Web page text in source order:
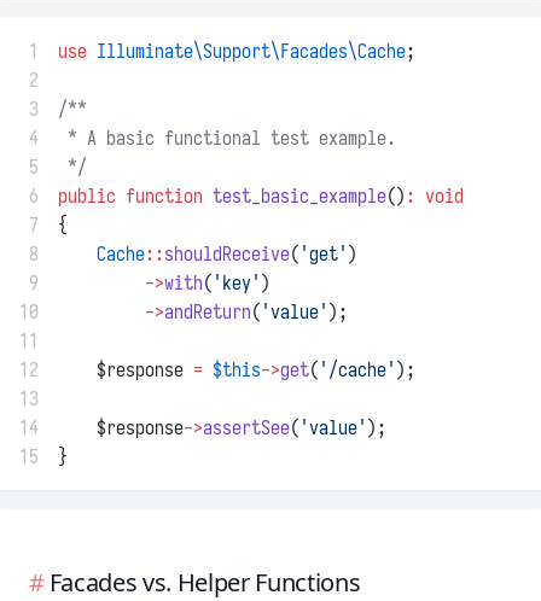
1 use Illuminate\Support\Facades\Cache;
2
3
/**
4
* A basic functional test example.
5
*/
6
public function test_basic_example() : void
7
{
8
Cache::shouldReceive( 'get' )
9
->with( 'key' )
10
->andReturn( 'value' );
11
12
    $response
= $this->get( '/cache' );
13
14
    $response
->assertSee( 'value' );
15
}
Facades vs. Helper Functions